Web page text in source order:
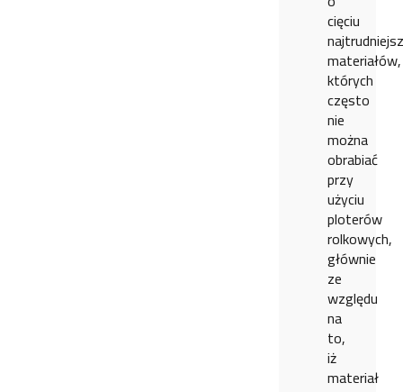
cięciu
materiałów,
których
często
nie
można
obrabiać
przy
użyciu
ploterów
rolkowych,
głównie
ze
względu
na
to,
iż
materiał